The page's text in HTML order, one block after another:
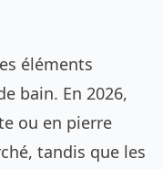
éléments
bain. En 2026,
ou en pierre
tandis que les